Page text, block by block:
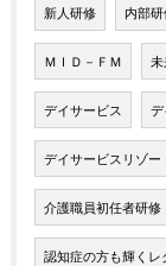
新人研修 内部
ＭＩＤ－ＦＭ
デイサービス
デイサービスリゾー
介護職員初任者研修
認知症の方も輝くレ